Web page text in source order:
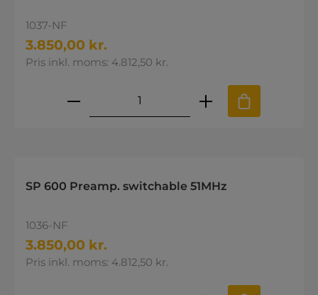
1037-NF
3.850,00 kr.
Pris inkl. moms: 4.812,50 kr.
Produktmængde: Indtast den
SP 600 Preamp. switchable 51MHz
1036-NF
3.850,00 kr.
Pris inkl. moms: 4.812,50 kr.